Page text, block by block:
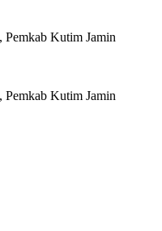
Pemkab Kutim Jamin
Pemkab Kutim Jamin